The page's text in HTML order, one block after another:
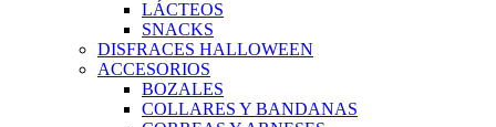
LÁCTEOS
SNACKS
DISFRACES HALLOWEEN
ACCESORIOS
BOZALES
COLLARES Y BANDANAS